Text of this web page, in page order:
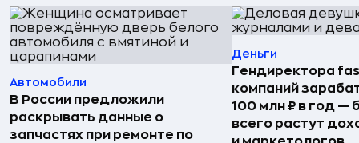
Автомобили
В России предложили
раскрывать данные о
запчастях при ремонте по
Деньги
Гендиректора
компаний
100 млн ₽ в год —
всего растут